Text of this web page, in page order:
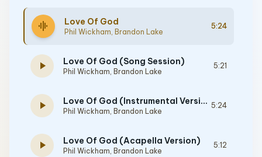
graphic_eq Love Of God
Phil Wickham, Brandon Lake
5:24
play_arrow Love Of God (Song Session)
Phil Wickham, Brandon Lake
5:21
play_arrow Love Of God (Instrumental Version)
Phil Wickham, Brandon Lake
5:24
play_arrow Love Of God (Acapella Version)
Phil Wickham, Brandon Lake
5:12